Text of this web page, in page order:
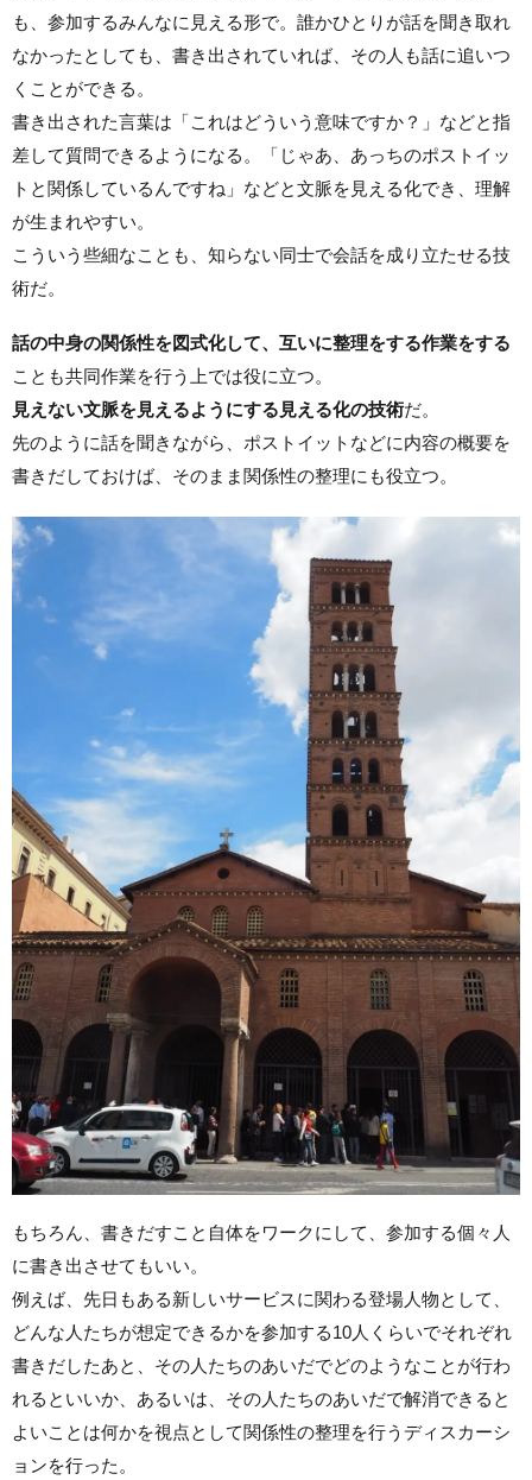
も、参加するみんなに見える形で。誰かひとりが話を聞き取れ
なかったとしても、書き出されていれば、その人も話に追いつ
くことができる。
書き出された言葉は「これはどういう意味ですか？」などと指
差して質問できるようになる。「じゃあ、あっちのポストイッ
トと関係しているんですね」などと文脈を見える化でき、理解
が生まれやすい。
こういう些細なことも、知らない同士で会話を成り立たせる技
術だ。
話の中身の関係性を図式化して、互いに整理をする作業をする
ことも共同作業を行う上では役に立つ。
見えない文脈を見えるようにする見える化の技術だ。
先のように話を聞きながら、ポストイットなどに内容の概要を
書きだしておけば、そのまま関係性の整理にも役立つ。
もちろん、書きだすこと自体をワークにして、参加する個々人
に書き出させてもいい。
例えば、先日もある新しいサービスに関わる登場人物として、
どんな人たちが想定できるかを参加する10人くらいでそれぞれ
書きだしたあと、その人たちのあいだでどのようなことが行わ
れるといいか、あるいは、その人たちのあいだで解消できると
よいことは何かを視点として関係性の整理を行うディスカーシ
ョンを行った。